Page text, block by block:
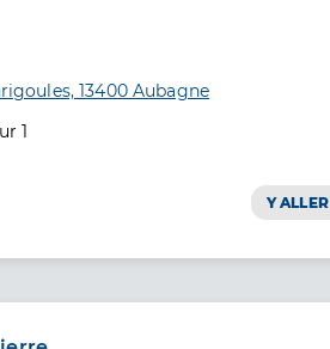
13400 Aubagne
1
Y ALLER